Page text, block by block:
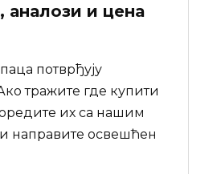
аналози и цена
потврђују
тражите где купити
их са нашим
направите освешћен